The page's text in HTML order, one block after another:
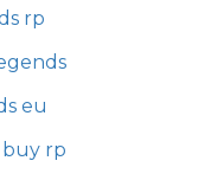
rp
eu
buy rp